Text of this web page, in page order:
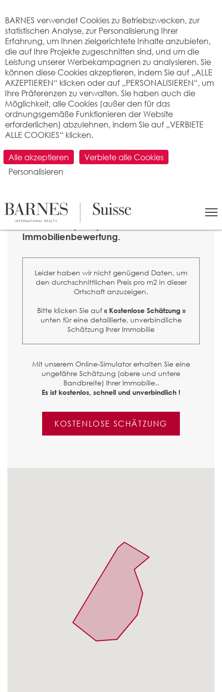
SUCHEN
>Immobilienpreis pro m2
Was ist der Preis pro Quadratmeter für
eine Wohnung oder ein Haus in
Dommartin (1041) ?
Immobilienbewertung.
Leider haben wir nicht genügend Daten, um
den durchschnittlichen Preis pro m2 in dieser
Ortschaft anzuzeigen.
Bitte klicken Sie auf « Kostenlose Schätzung »
unten für eine detaillierte, unverbindliche
Schätzung Ihrer Immobilie
Mit unserem Online-Simulator erhalten Sie eine
ungefähre Schätzung (obere und untere
Bandbreite) Ihrer Immobilie..
Es ist kostenlos, schnell und unverbindlich !
KOSTENLOSE SCHÄTZUNG
BARNES verwendet Cookies zu Betriebszwecken, zur
statistischen Analyse, zur Personalisierung Ihrer
Erfahrung, um Ihnen zielgerichtete Inhalte anzubieten,
die auf Ihre Projekte zugeschnitten sind, und um die
Leistung unserer Werbekampagnen zu analysieren. Sie
können diese Cookies akzeptieren, indem Sie auf „ALLE
AKZEPTIEREN“ klicken oder auf „PERSONALISIEREN“, um
Ihre Präferenzen zu verwalten. Sie haben auch die
Möglichkeit, alle Cookies (außer den für das
ordnungsgemäße Funktionieren der Website
erforderlichen) abzulehnen, indem Sie auf „VERBIETE
ALLE COOKIES“ klicken.
Alle akzeptieren
Verbiete alle Cookies
Personalisieren